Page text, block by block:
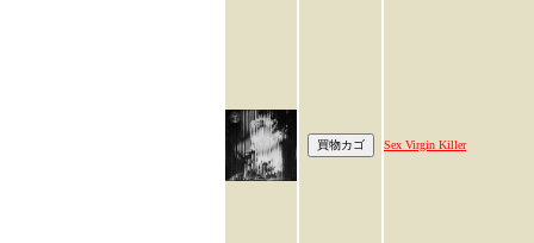
Sex Virgin Killer